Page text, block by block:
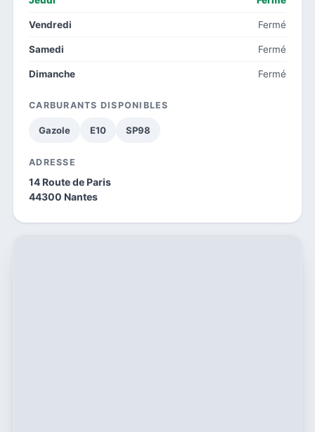
Vendredi Fermé
Samedi Fermé
Dimanche Fermé
CARBURANTS DISPONIBLES
Gazole E10 SP98
ADRESSE
14 Route de Paris
44300 Nantes